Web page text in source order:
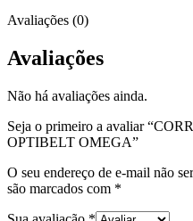
Avaliações (0)
Avaliações
Não há avaliações ainda.
Seja o primeiro a avaliar
OPTIBELT OMEGA”
O seu endereço de e-mail não
são marcados com *